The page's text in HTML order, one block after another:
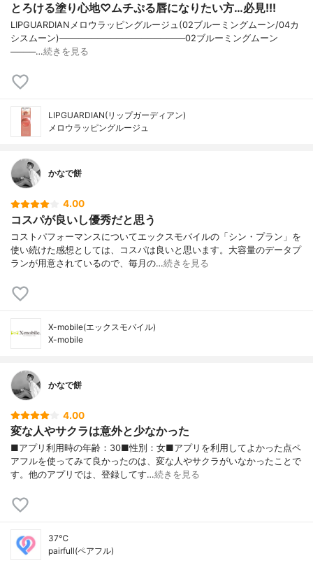
とろける塗り心地♡ムチぷる唇になりたい方…必見!!!
LIPGUARDIANメロウラッピングルージュ(02ブルーミングムーン/04カ
シスムーン)────────────────────02ブルーミングムーン
────…続きを見る
LIPGUARDIAN(リップガーディアン)
メロウラッピングルージュ
かなで餅
4.00
コスパが良いし優秀だと思う
コストパフォーマンスについてエックスモバイルの「シン・プラン」を
使い続けた感想としては、コスパは良いと思います。大容量のデータプ
ランが用意されているので、毎月の…続きを見る
X-mobile(エックスモバイル)
X-mobile
かなで餅
4.00
変な人やサクラは意外と少なかった
■アプリ利用時の年齢：30■性別：女■アプリを利用してよかった点ペ
アフルを使ってみて良かったのは、変な人やサクラがいなかったことで
す。他のアプリでは、登録してす…続きを見る
37℃
pairfull(ペアフル)